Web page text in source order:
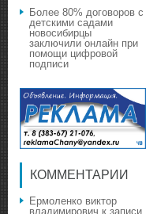
Более 80% договоров с
детскими садами
новосибирцы
заключили онлайн при
помощи цифровой
подписи
КОММЕНТАРИИ
Ермоленко виктор
владимирович к записи